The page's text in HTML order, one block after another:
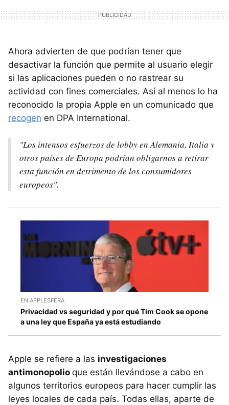
Ahora advierten de que podrían tener que
desactivar la función que permite al usuario elegir
si las aplicaciones pueden o no rastrear su
actividad con fines comerciales. Así al menos lo ha
reconocido la propia Apple en un comunicado que
recogen en DPA International.
"Los intensos esfuerzos de lobby en Alemania, Italia y
otros países de Europa podrían obligarnos a retirar
esta función en detrimento de los consumidores
europeos".
EN APPLESFERA
Privacidad vs seguridad y por qué Tim Cook se opone
a una ley que España ya está estudiando
Apple se refiere a las investigaciones
antimonopolio que están llevándose a cabo en
algunos territorios europeos para hacer cumplir las
leyes locales de cada país. Todas ellas, aparte de